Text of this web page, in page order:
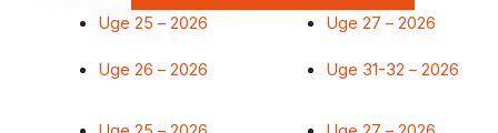
Uge 25 – 2026
Uge 26 – 2026
Uge 27 – 2026
Uge 31-32 – 2026